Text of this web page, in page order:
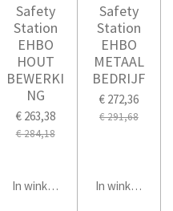
Safety
Station
EHBO
HOUT
BEWERKI
NG
€ 263,38
€ 284,18
In winkelwagen
Safety
Station
EHBO
METAAL
BEDRIJF
€ 272,36
€ 291,68
In winkelwagen